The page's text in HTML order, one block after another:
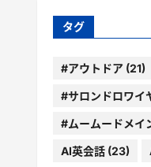
ー
タグ
#アウトドア(21)
#サロンドロワイ
#ムームードメイ
AI英会話(23)